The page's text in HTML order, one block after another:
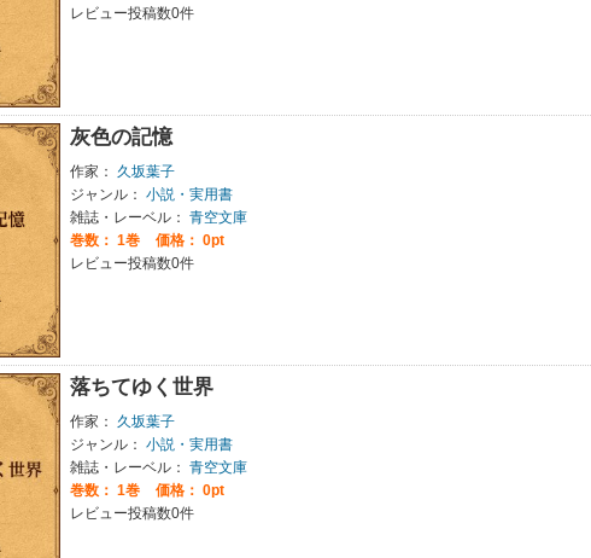
レビュー投稿数0件
灰色の記憶
作家：
久坂葉子
ジャンル： 小説・実用書
雑誌・レーベル： 青空文庫
巻数： 1巻
価格： 0pt
レビュー投稿数0件
落ちてゆく世界
作家：
久坂葉子
ジャンル： 小説・実用書
雑誌・レーベル： 青空文庫
巻数： 1巻
価格： 0pt
レビュー投稿数0件